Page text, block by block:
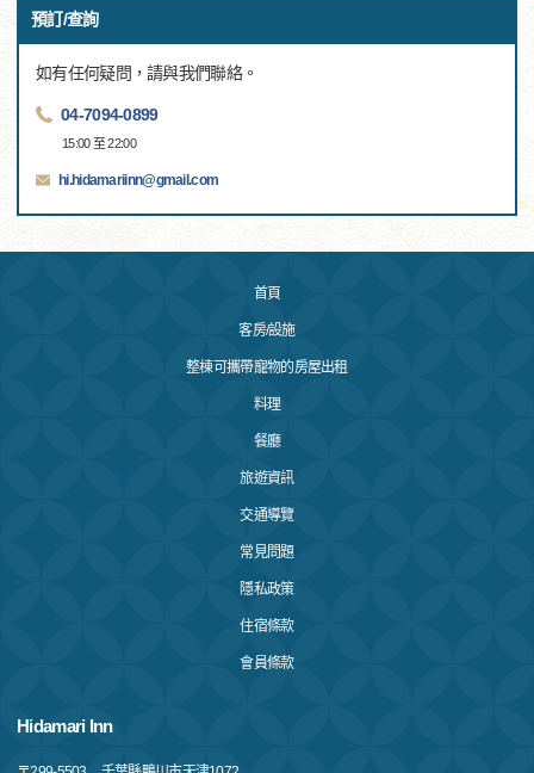
預訂/查詢
如有任何疑問，請與我們聯絡。
04-7094-0899
15:00 至 22:00
hi.hidamariinn@gmail.com
首頁
客房/設施
整棟可攜帶寵物的房屋出租
料理
餐廳
旅遊資訊
交通導覽
常見問題
隱私政策
住宿條款
會員條款
Hidamari Inn